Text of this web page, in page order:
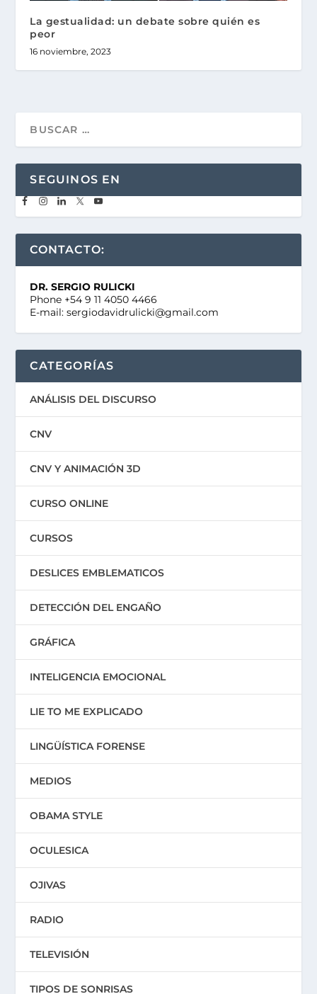
La gestualidad: un debate sobre quién es
peor
16 noviembre, 2023
SEGUINOS EN
CONTACTO:
DR. SERGIO RULICKI
Phone +54 9 11 4050 4466
E-mail: sergiodavidrulicki@gmail.com
CATEGORÍAS
ANÁLISIS DEL DISCURSO
CNV
CNV Y ANIMACIÓN 3D
CURSO ONLINE
CURSOS
DESLICES EMBLEMATICOS
DETECCIÓN DEL ENGAÑO
GRÁFICA
INTELIGENCIA EMOCIONAL
LIE TO ME EXPLICADO
LINGÜÍSTICA FORENSE
MEDIOS
OBAMA STYLE
OCULESICA
OJIVAS
RADIO
TELEVISIÓN
TIPOS DE SONRISAS